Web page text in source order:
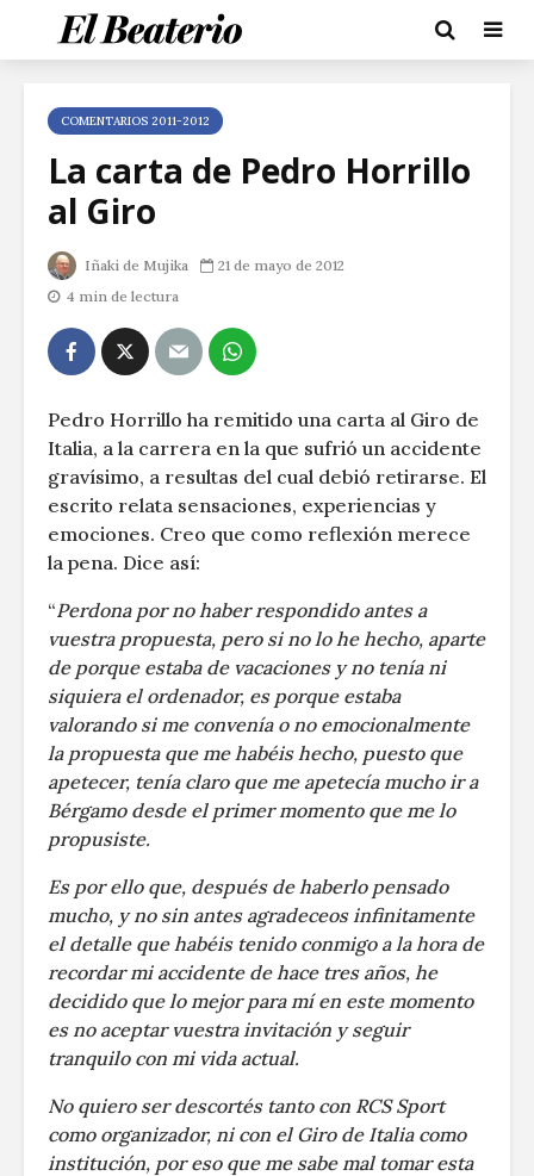
COMENTARIOS 2011-2012
La carta de Pedro Horrillo
al Giro
Iñaki de Mujika
21 de mayo de 2012
4 min de lectura
Pedro Horrillo ha remitido una carta al Giro de
Italia, a la carrera en la que sufrió un accidente
gravísimo, a resultas del cual debió retirarse. El
escrito relata sensaciones, experiencias y
emociones. Creo que como reflexión merece
la pena. Dice así:
“Perdona por no haber respondido antes a
vuestra propuesta, pero si no lo he hecho, aparte
de porque estaba de vacaciones y no tenía ni
siquiera el ordenador, es porque estaba
valorando si me convenía o no emocionalmente
la propuesta que me habéis hecho, puesto que
apetecer, tenía claro que me apetecía mucho ir a
Bérgamo desde el primer momento que me lo
propusiste.
Es por ello que, después de haberlo pensado
mucho, y no sin antes agradeceos infinitamente
el detalle que habéis tenido conmigo a la hora de
recordar mi accidente de hace tres años, he
decidido que lo mejor para mí en este momento
es no aceptar vuestra invitación y seguir
tranquilo con mi vida actual.
No quiero ser descortés tanto con RCS Sport
como organizador, ni con el Giro de Italia como
institución, por eso que me sabe mal tomar esta